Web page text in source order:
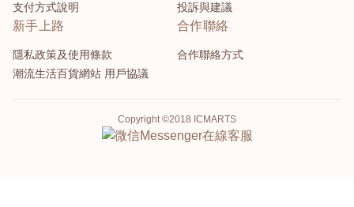
支付方式說明
投訴與建議
新手上路
隱私政策及使用條款
潮流生活百貨網站 用戶協議
合作聯絡
合作聯絡方式
Copyright ©2018 ICMARTS
Messenger在線客服